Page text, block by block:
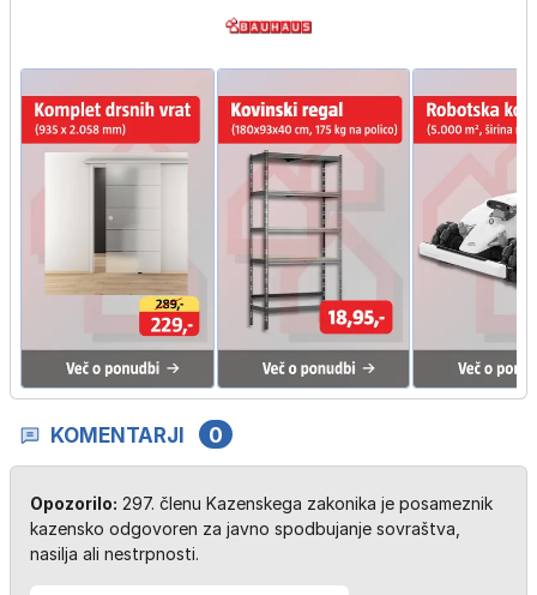
KOMENTARJI 0
Opozorilo: 297. členu Kazenskega zakonika je posameznik
kazensko odgovoren za javno spodbujanje sovraštva,
nasilja ali nestrpnosti.